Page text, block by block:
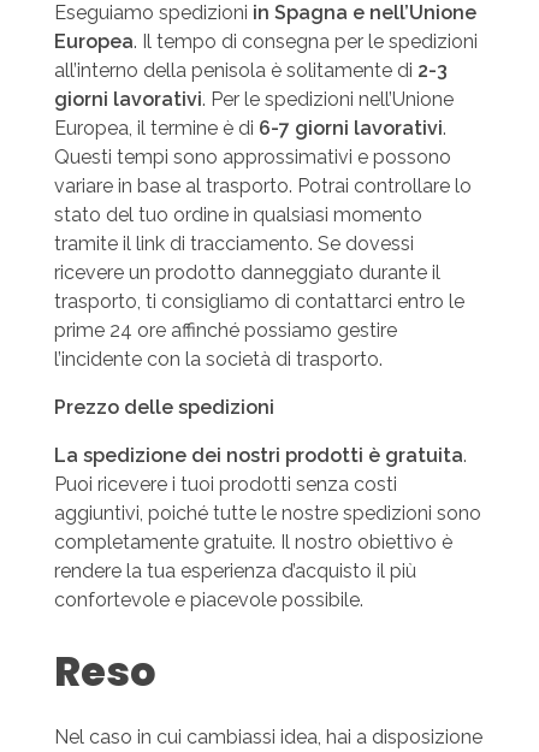
Eseguiamo spedizioni in Spagna e nell’Unione
Europea. Il tempo di consegna per le spedizioni
all’interno della penisola è solitamente di 2-3
giorni lavorativi. Per le spedizioni nell’Unione
Europea, il termine è di 6-7 giorni lavorativi.
Questi tempi sono approssimativi e possono
variare in base al trasporto. Potrai controllare lo
stato del tuo ordine in qualsiasi momento
tramite il link di tracciamento. Se dovessi
ricevere un prodotto danneggiato durante il
trasporto, ti consigliamo di contattarci entro le
prime 24 ore affinché possiamo gestire
l’incidente con la società di trasporto.
Prezzo delle spedizioni
La spedizione dei nostri prodotti è gratuita.
Puoi ricevere i tuoi prodotti senza costi
aggiuntivi, poiché tutte le nostre spedizioni sono
completamente gratuite. Il nostro obiettivo è
rendere la tua esperienza d’acquisto il più
confortevole e piacevole possibile.
Reso
Nel caso in cui cambiassi idea, hai a disposizione